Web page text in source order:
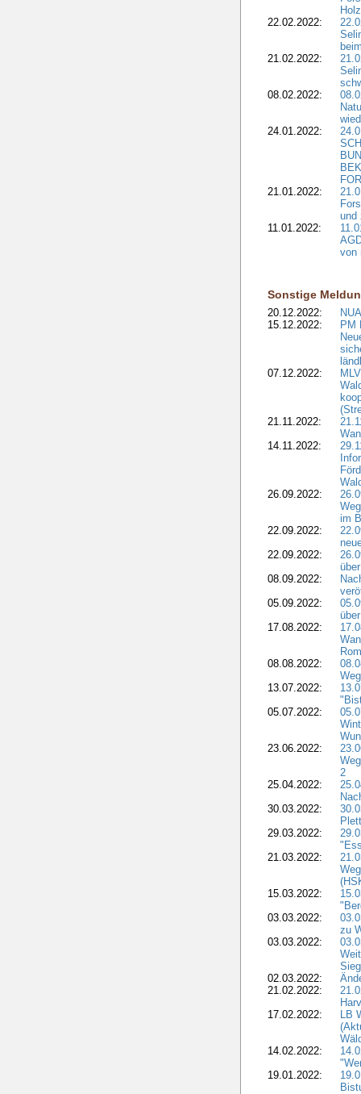
22.02.2022:
21.02.2022:
08.02.2022:
24.01.2022:
21.01.2022:
und
11.01.2022:
von
Sonstige
20.12.2022:
15.12.2022:
PM
07.12.2022:
21.11.2022:
14.11.2022:
26.09.2022:
im
22.09.2022:
22.09.2022:
08.09.2022:
05.09.2022:
17.08.2022:
08.08.2022:
13.07.2022:
05.07.2022:
23.06.2022:
2
25.04.2022:
30.03.2022:
29.03.2022:
21.03.2022:
15.03.2022:
03.03.2022:
zu
03.03.2022:
02.03.2022:
21.02.2022:
17.02.2022:
LB
14.02.2022:
19.01.2022: